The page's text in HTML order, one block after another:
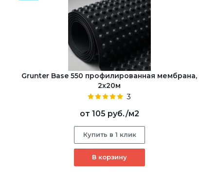
Grunter Base 550 профилированная мембрана,
2х20м
3
от 105 руб./м2
Купить в 1 клик
В корзину